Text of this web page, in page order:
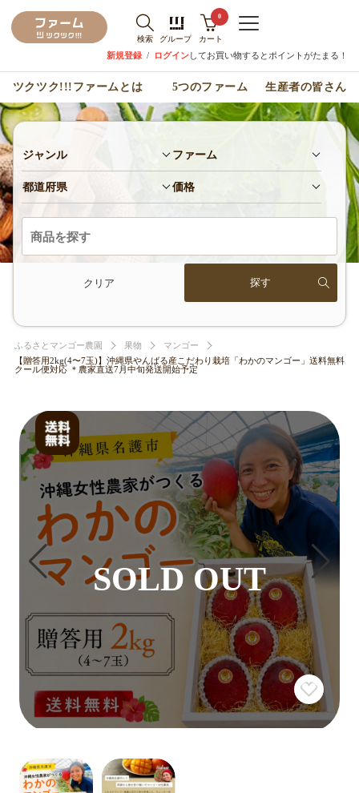
検索 グループ
0
カート
新規登録 / ログインしてお買い物するとポイントがたまる！
ツクツク!!!ファームとは 5つのファーム 生産者の皆さん
ジャンル ファーム
都道府県 価格
クリア
ふるさとマンゴー農園 果物
マンゴー
【贈答用2kg(4〜7玉)】沖縄県やんばる産こだわり栽培「わかのマンゴー」送料無料
クール便対応 ＊農家直送7月中旬発送開始予定